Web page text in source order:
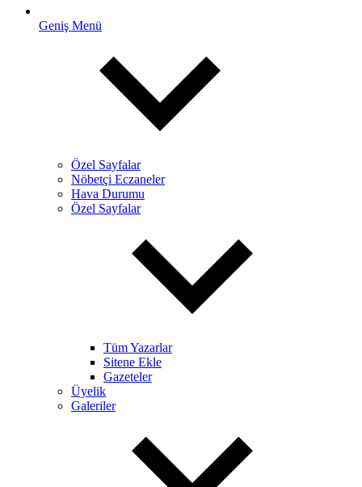
Geniş Menü
Özel Sayfalar
Nöbetçi Eczaneler
Hava Durumu
Özel Sayfalar
Tüm Yazarlar
Sitene Ekle
Gazeteler
Üyelik
Galeriler